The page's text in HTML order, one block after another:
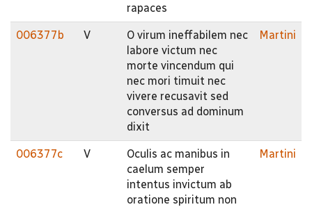
rapaces
006377b V
O virum ineffabilem nec
labore victum nec
morte vincendum qui
nec mori timuit nec
vivere recusavit sed
conversus ad dominum
dixit
Martini
006377c V
Oculis ac manibus in
caelum semper
intentus invictum ab
oratione spiritum non
Martini